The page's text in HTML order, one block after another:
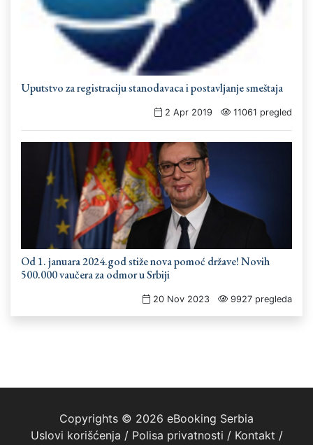
Uputstvo za registraciju stanodavaca i postavljanje smeštaja
2 Apr 2019 11061 pregled
Od 1. januara 2024.god stiže nova pomoć države! Novih
500.000 vaučera za odmor u Srbiji
20 Nov 2023 9927 pregleda
Copyrights © 2026 eBooking Serbia
Uslovi korišćenja / Polisa privatnosti / Kontakt /